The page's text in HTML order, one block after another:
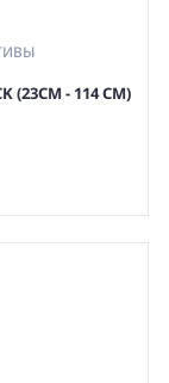
(23СМ - 114 СМ)